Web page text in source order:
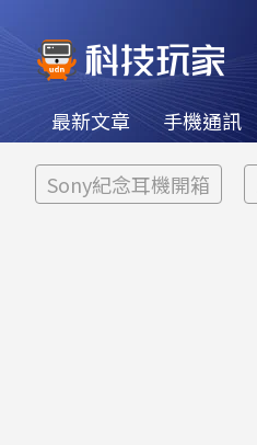
最新文章 手機通訊
Sony紀念耳機開箱